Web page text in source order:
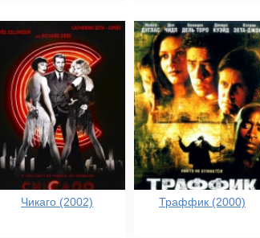
Чикаго (2002) Траффик (2000)